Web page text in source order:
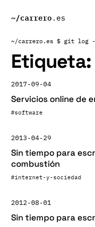
~/carrero.es
~/carrero.es $ git log
Etiqueta:
2017-09-04
Servicios online de
#software
2013-04-29
Sin tiempo para
combustión
#internet-y-sociedad
2012-08-01
Sin tiempo para